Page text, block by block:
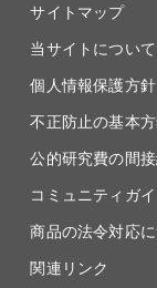
サイトマップ
当サイトについて
個人情報保護方針
不正防止の基本
公的研究費の間
コミュニティガ
商品の法令対応
関連リンク